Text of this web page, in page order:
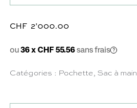
Catégories : Pochette, Sac à main
CHF 2'000.00
ou36 x CHF 55.56sans frais